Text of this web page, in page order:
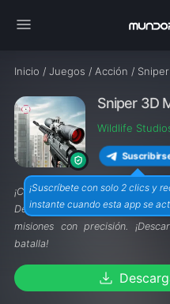
menu
Inicio / Juegos / Acción /
Sniper 3D
Wildlife
¡Suscríbete con solo 2 clics y
instante cuando esta app se
¡Conviértete en el
Desbloquea armas avanzadas
misiones con precisión.
batalla!
download